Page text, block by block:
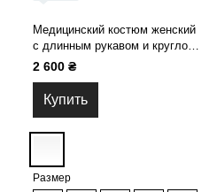
Медицинский костюм женский
с длинным рукавом и круглой
горловиной на кнопках и
джинсами белый 14-07
2 600 ₴
Купить
Размер